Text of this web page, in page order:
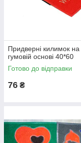
Придверні килимок на
гумовій основі 40*60
Готово до відправки
76 ₴